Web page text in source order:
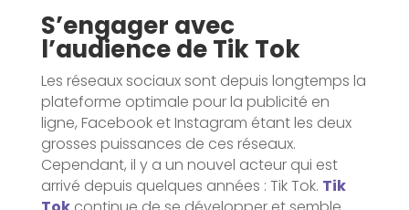
S’engager avec
l’audience de Tik Tok
Les réseaux sociaux sont depuis longtemps la
plateforme optimale pour la publicité en
ligne, Facebook et Instagram étant les deux
grosses puissances de ces réseaux.
Cependant, il y a un nouvel acteur qui est
arrivé depuis quelques années : Tik Tok. Tik